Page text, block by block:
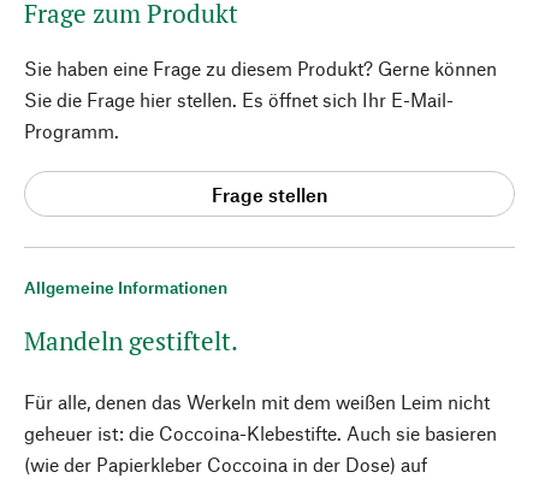
Allgemeine Informationen
Mandeln gestiftelt.
Für alle, denen das Werkeln mit dem weißen Leim nicht
geheuer ist: die Coccoina-Klebestifte. Auch sie basieren
(wie der Papierkleber Coccoina in der Dose) auf
Frage zum Produkt
Sie haben eine Frage zu diesem Produkt? Gerne können
Sie die Frage hier stellen. Es öffnet sich Ihr E-Mail-
Programm.
Frage stellen